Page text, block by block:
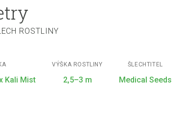
ROSTLINY
Kali Mist
VÝŠKA ROSTLINY
2,5–3 m
ŠLECHTITEL
Medical Seeds